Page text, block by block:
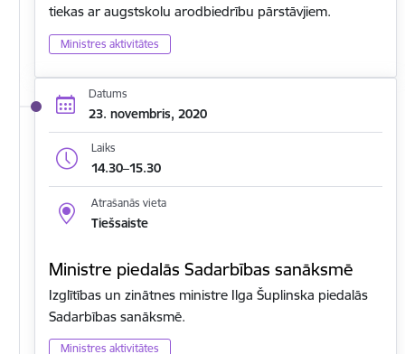
tiekas ar augstskolu arodbiedrību pārstāvjiem.
Ministres aktivitātes
Datums
23. novembris, 2020
Laiks
14.30–15.30
Atrašanās vieta
Tiešsaiste
Ministre piedalās Sadarbības sanāksmē
Izglītības un zinātnes ministre Ilga Šuplinska piedalās
Sadarbības sanāksmē.
Ministres aktivitātes